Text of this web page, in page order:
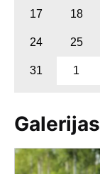
17 18
24 25
31 1
Galerijas